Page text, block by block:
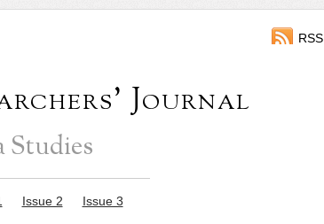
Journal
Studies
RSS
Issue 2 Issue 3